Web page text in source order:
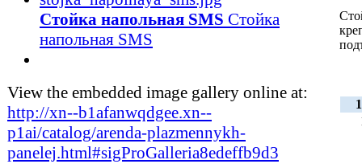
Стойка напольная SMS Стойка
напольная SMS
View the embedded image gallery online at:
http://xn--b1afanwqdgee.xn--
p1ai/catalog/arenda-plazmennykh-
panelej.html#sigProGalleria8edeffb9d3